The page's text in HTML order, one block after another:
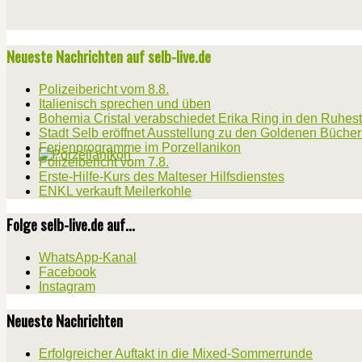
Neueste Nachrichten auf selb-live.de
Polizeibericht vom 8.8.
Italienisch sprechen und üben
Bohemia Cristal verabschiedet Erika Ring in den
Stadt Selb eröffnet Ausstellung zu den Goldenen
Ferienprogramme im Porzellanikon
Polizeibericht vom 7.8.
Erste-Hilfe-Kurs des Malteser Hilfsdienstes
ENKL verkauft Meilerkohle
Folge selb-live.de auf...
WhatsApp-Kanal
Facebook
Instagram
Neueste Nachrichten
Erfolgreicher Auftakt in die Mixed-Sommerrunde